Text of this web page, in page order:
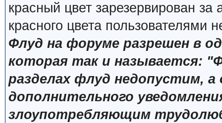
красный цвет зарезервирован
красного цвета пользователями
Флуд на форуме разрешен в
которая так и называется:
разделах флуд недопустим,
дополнительного
злоупотребляющим